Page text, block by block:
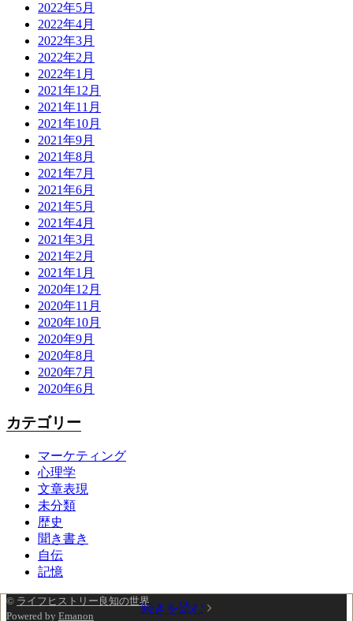
続きを読む
2022年5月
2022年4月
2022年3月
2022年2月
2022年1月
2021年12月
2021年11月
2021年10月
2021年9月
2021年8月
2021年7月
2021年6月
2021年5月
2021年4月
2021年3月
2021年2月
2021年1月
2020年12月
2020年11月
2020年10月
2020年9月
2020年8月
2020年7月
2020年6月
カテゴリー
マーケティング
心理学
文章表現
未分類
歴史
聞き書き
自伝
記憶
© ライフヒストリー良知の世界
Powered by Emanon